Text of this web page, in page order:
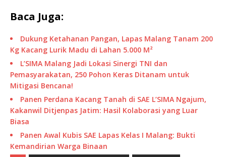
Baca Juga:
Dukung Ketahanan Pangan, Lapas Malang Tanam 200
Kg Kacang Lurik Madu di Lahan 5.000 M²
L’SIMA Malang Jadi Lokasi Sinergi TNI dan
Pemasyarakatan, 250 Pohon Keras Ditanam untuk
Mitigasi Bencana!
Panen Perdana Kacang Tanah di SAE L’SIMA Ngajum,
Kakanwil Ditjenpas Jatim: Hasil Kolaborasi yang Luar
Biasa
Panen Awal Kubis SAE Lapas Kelas I Malang: Bukti
Kemandirian Warga Binaan